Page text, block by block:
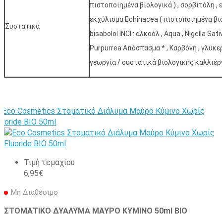
Συστατικά
πιστοποιημένα βιολογικά ) , σορβιτόλη
εκχύλισμα Echinacea ( πιστοποιημένα
bisabolol INCI : αλκοόλ , Aqua , Nigella
Purpurrea Απόσπασμα * , Καρβόνη ,
γεωργία / συστατικά βιολογικής
Τιμή τεμαχίου
6,95€
Μη Διαθέσιμο
ΣΤΟΜΑΤΙΚΟ ΔΥΑΛΥΜΑ ΜΑΥΡΟ ΚΥΜΙΝΟ 50ml ΒΙΟ